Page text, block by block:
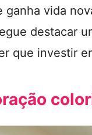
ganha vida
destacar
que investir